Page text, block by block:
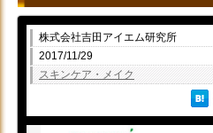
株式会社吉田アイエム研究所
2017/11/29
スキンケア・メイク